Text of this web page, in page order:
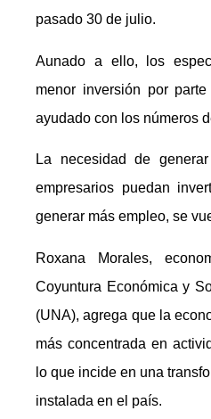
pasado 30 de julio.
Aunado a ello, los
menor inversión por
ayudado con los números
La necesidad de
empresarios puedan
generar más empleo, se
Roxana Morales,
Coyuntura Económica y
(UNA), agrega que la
más concentrada en
lo que incide en una
instalada en el país.